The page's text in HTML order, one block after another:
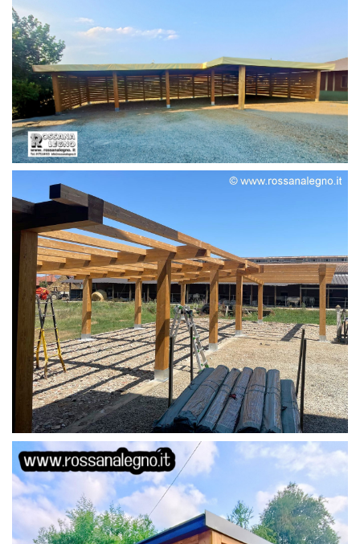
STRUTTURA
STRUTTURA